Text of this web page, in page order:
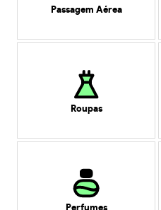
Passagem Aérea
Roupas